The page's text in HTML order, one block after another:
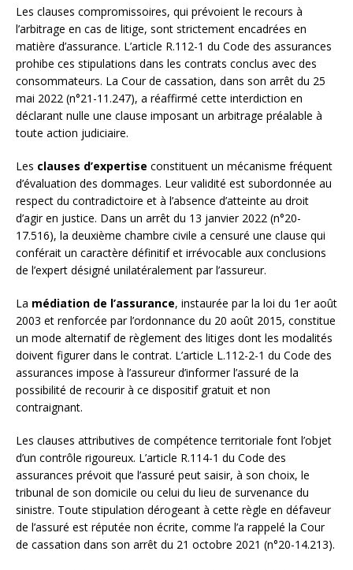
Les clauses compromissoires, qui prévoient le recours à
l’arbitrage en cas de litige, sont strictement encadrées en
matière d’assurance. L’article R.112-1 du Code des assurances
prohibe ces stipulations dans les contrats conclus avec des
consommateurs. La Cour de cassation, dans son arrêt du 25
mai 2022 (n°21-11.247), a réaffirmé cette interdiction en
déclarant nulle une clause imposant un arbitrage préalable à
toute action judiciaire.
Les clauses d’expertise constituent un mécanisme fréquent
d’évaluation des dommages. Leur validité est subordonnée au
respect du contradictoire et à l’absence d’atteinte au droit
d’agir en justice. Dans un arrêt du 13 janvier 2022 (n°20-
17.516), la deuxième chambre civile a censuré une clause qui
conférait un caractère définitif et irrévocable aux conclusions
de l’expert désigné unilatéralement par l’assureur.
La médiation de l’assurance, instaurée par la loi du 1er août
2003 et renforcée par l’ordonnance du 20 août 2015, constitue
un mode alternatif de règlement des litiges dont les modalités
doivent figurer dans le contrat. L’article L.112-2-1 du Code des
assurances impose à l’assureur d’informer l’assuré de la
possibilité de recourir à ce dispositif gratuit et non
contraignant.
Les clauses attributives de compétence territoriale font l’objet
d’un contrôle rigoureux. L’article R.114-1 du Code des
assurances prévoit que l’assuré peut saisir, à son choix, le
tribunal de son domicile ou celui du lieu de survenance du
sinistre. Toute stipulation dérogeant à cette règle en défaveur
de l’assuré est réputée non écrite, comme l’a rappelé la Cour
de cassation dans son arrêt du 21 octobre 2021 (n°20-14.213).